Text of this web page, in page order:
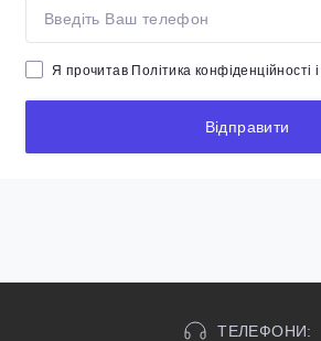
Я прочитав Політика конфіденційності
Відправити
ТЕЛЕФОНИ: